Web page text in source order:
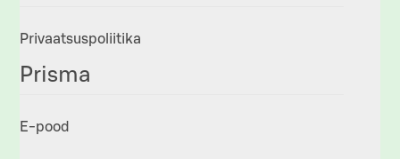
Privaatsuspoliitika
Prisma
E-pood